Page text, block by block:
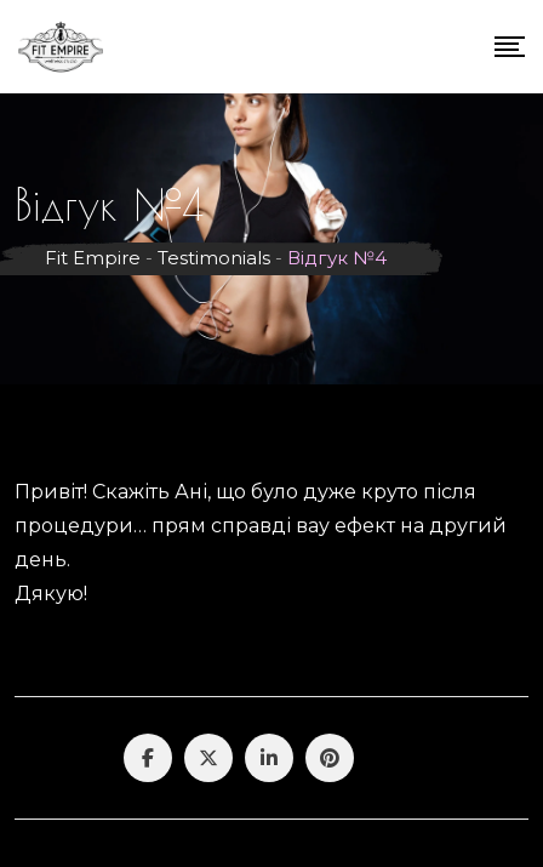
Відгук №4
Fit Empire - Testimonials - Відгук №4
Привіт! Скажіть Ані, що було дуже круто після
процедури… прям справді вау ефект на другий
день.
Дякую!